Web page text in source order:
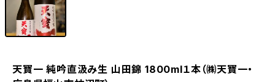
天寶一 純吟直汲み生 山田錦 1800ml１本（㈱天寶一・